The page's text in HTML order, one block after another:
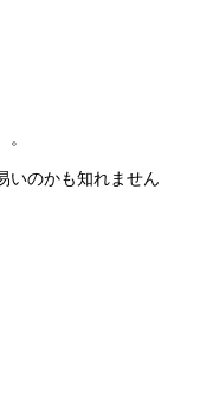
いのかも知れません